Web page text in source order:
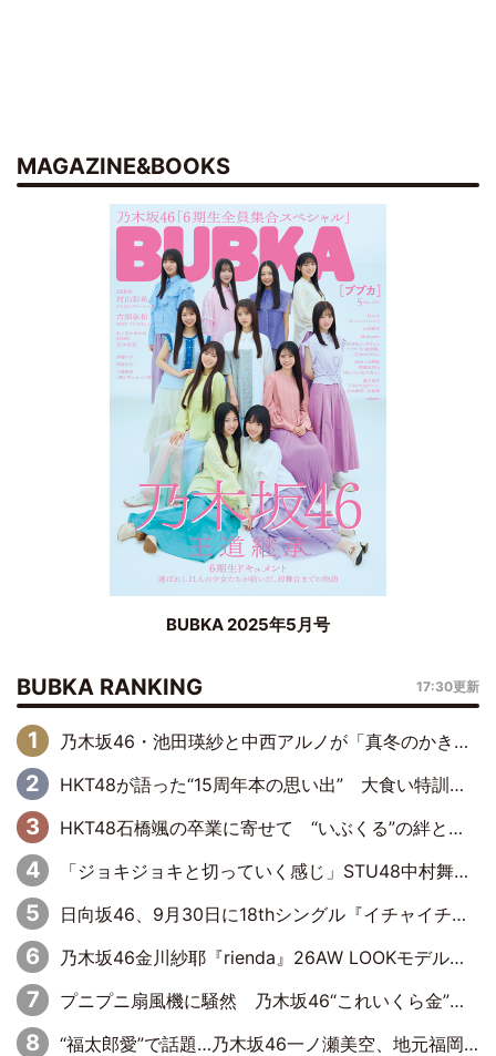
MAGAZINE&BOOKS
BUBKA 2025年5月号
BUBKA RANKING 17:30更新
乃木坂46・池田瑛紗と中西アルノが「真冬のかき氷」騒動で火花散らす！ 因縁の裏にあるのは、逆境をともに“凌”ぐ似た者同士の絆
HKT48が語った“15周年本の思い出” 大食い特訓・守護霊企画・制服グラビア…盛りだくさんの裏話
HKT48石橋颯の卒業に寄せて “いぶくる”の絆と後輩・龍頭綺音の決意
「ジョキジョキと切っていく感じ」STU48中村舞、新しい挑戦は自らの手で
日向坂46、9月30日に18thシングル『イチャイチャ虫』の発売決定！ フォーメーションは『日向坂で会いましょう』にて発表
乃木坂46金川紗耶『rienda』26AW LOOKモデルに就任
プニプニ扇風機に騒然 乃木坂46“これいくら金”延長中は今回もわちゃわちゃ全開
“福太郎愛”で話題…乃木坂46一ノ瀬美空、地元福岡『めんべい25周年トップサポーター』に就任